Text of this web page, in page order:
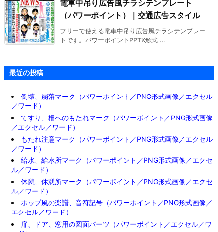
電車中吊り広告風チラシテンプレート
（パワーポイント）｜交通広告スタイル
フリーで使える電車中吊り広告風チラシテンプレー
トです。パワーポイントPPTX形式 ...
最近の投稿
倒壊、崩落マーク（パワーポイント／PNG形式画像／エクセル
／ワード）
てすり、柵へのもたれマーク（パワーポイント／PNG形式画像
／エクセル／ワード）
もたれ注意マーク（パワーポイント／PNG形式画像／エクセル
／ワード）
給水、給水所マーク（パワーポイント／PNG形式画像／エクセ
ル／ワード）
休憩、休憩所マーク（パワーポイント／PNG形式画像／エクセ
ル／ワード）
ポップ風の楽譜、音符記号（パワーポイント／PNG形式画像／
エクセル／ワード）
扉、ドア、窓用の図面パーツ（パワーポイント／エクセル／ワ